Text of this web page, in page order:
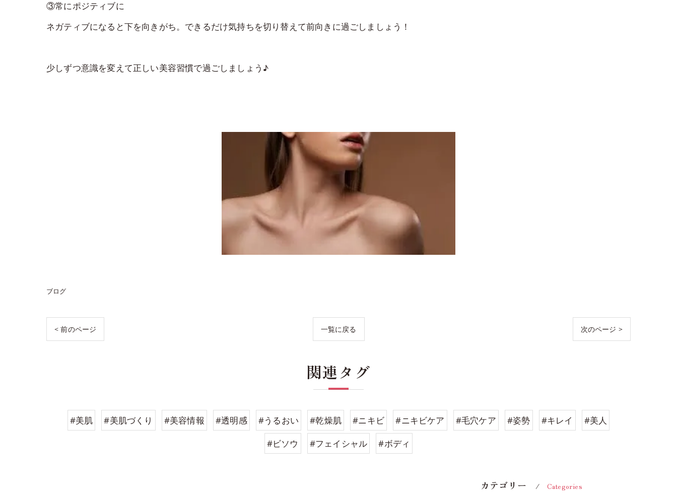
③常にポジティブに
ネガティブになると下を向きがち。できるだけ気持ちを切り替えて前向きに過ごしましょう！
少しずつ意識を変えて正しい美容習慣で過ごしましょう♪
ブログ
< 前のページ 一覧に戻る 次のページ >
関連タグ
#美肌 #美肌づくり #美容情報 #透明感 #うるおい #乾燥肌 #ニキビ #ニキビケア #毛穴ケア #姿勢 #キレイ
#美人
#ビソウ
#フェイシャル #ボディ
カテゴリー Categories